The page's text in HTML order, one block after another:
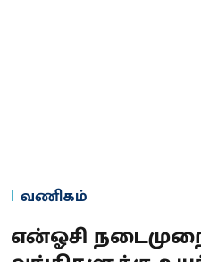
வணிகம்
என்ஓசி